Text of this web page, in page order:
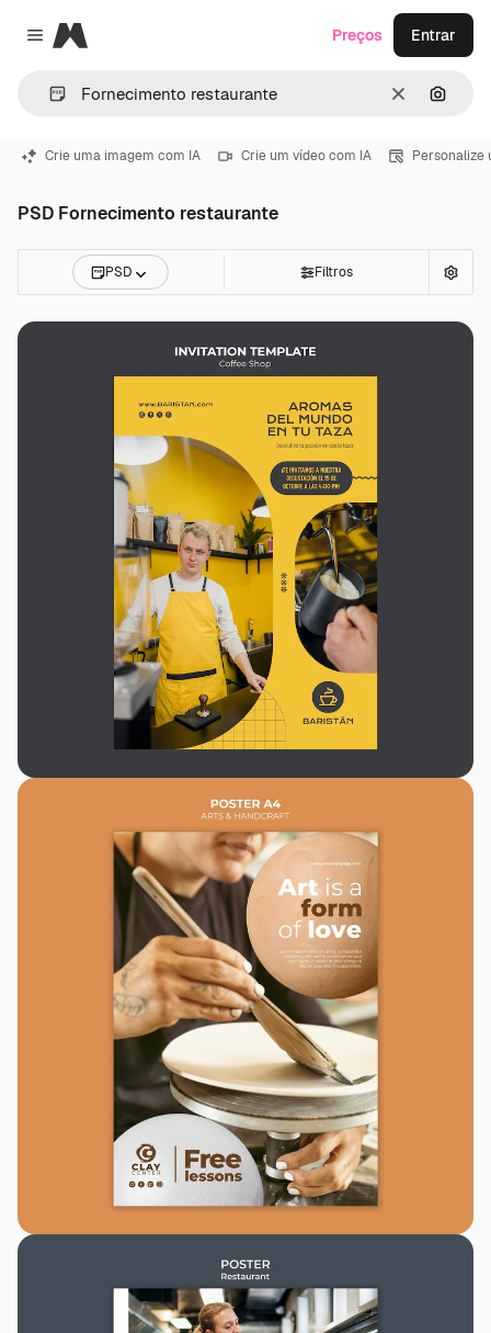
Close menu
Magnific
Limpar
Preços Entrar
Crie uma imagem com IA Crie um vídeo com IA Personalize
PSD Fornecimento restaurante
PSD Filtros